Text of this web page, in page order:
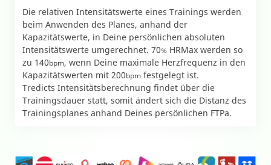
Die relativen Intensitätswerte eines Trainings werden
beim Anwenden des Planes, anhand der
Kapazitätswerte, in Deine persönlichen absoluten
Intensitätswerte umgerechnet. 70% HRMax werden so
zu 140bpm, wenn Deine maximale Herzfrequenz in den
Kapazitätswerten mit 200bpm festgelegt ist.
Tredicts Intensitätsberechnung findet über die
Trainingsdauer statt, somit ändert sich die Distanz des
Trainingsplanes anhand Deines persönlichen FTPa.